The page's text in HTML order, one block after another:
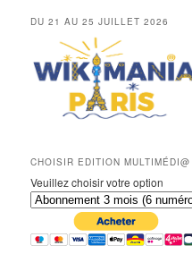
DU 21 AU 25 JUILLET 2026
CHOISIR EDITION MULTIMÉDI@
Veuillez choisir votre option